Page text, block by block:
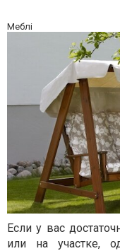
Меблі
Если у вас
или на участке,